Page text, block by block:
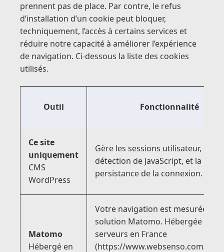
prennent pas de place. Par contre, le refus
d’installation d’un cookie peut bloquer,
techniquement, l’accès à certains services et
réduire notre capacité à améliorer l’expérience
de navigation. Ci-dessous la liste des cookies
utilisés.
Outil Fonctionnalité
Ce site
uniquement
CMS
WordPress
Gère les sessions utilisateur, la
détection de JavaScript, et la
persistance de la connexion.
Matomo
Hébergé en
Votre navigation est mesurée par
solution Matomo. Hébergée sur
serveurs en France
(https://www.websenso.com/